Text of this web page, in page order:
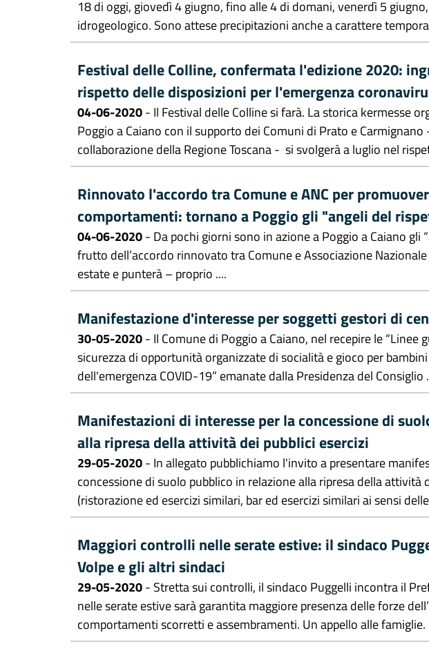
18 di oggi, giovedì 4 giugno, fino alle 4 di domani, venerdì 5
idrogeologico. Sono attese precipitazioni anche a carattere
Festival delle Colline, confermata l'edizione 2020:
rispetto delle disposizioni per l'emergenza
04-06-2020- Il Festival delle Colline si farà. La storica kermesse
Poggio a Caiano con il supporto dei Comuni di Prato e
collaborazione della Regione Toscana - si svolgerà a luglio nel
Rinnovato l'accordo tra Comune e ANC per
comportamenti: tornano a Poggio gli "angeli del
04-06-2020- Da pochi giorni sono in azione a Poggio a Caiano gli
frutto dell’accordo rinnovato tra Comune e Associazione
estate e punterà – proprio ....
Manifestazione d'interesse per soggetti gestori di
30-05-2020- Il Comune di Poggio a Caiano, nel recepire le “Linee
sicurezza di opportunità organizzate di socialità e gioco per
dell'emergenza COVID-19” emanate dalla Presidenza del Consiglio
Manifestazioni di interesse per la concessione di
alla ripresa della attività dei pubblici esercizi
29-05-2020- In allegato pubblichiamo l'invito a presentare
concessione di suolo pubblico in relazione alla ripresa della attività
(ristorazione ed esercizi similari, bar ed esercizi similari ai sensi
Maggiori controlli nelle serate estive: il sindaco
Volpe e gli altri sindaci
29-05-2020- Stretta sui controlli, il sindaco Puggelli incontra il
nelle serate estive sarà garantita maggiore presenza delle forze
comportamenti scorretti e assembramenti. Un appello alle famiglie.